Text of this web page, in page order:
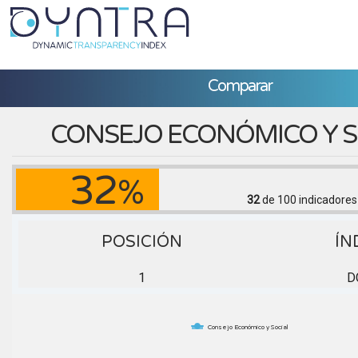
Comparar
CONSEJO ECONÓMICO Y
32% 32de 100
POSICIÓN
1
Consejo Económico y Social